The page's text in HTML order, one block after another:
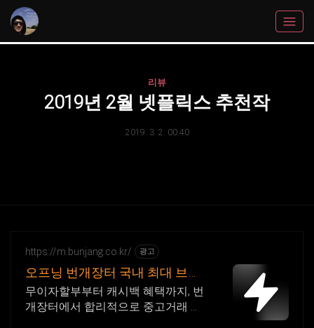
리뷰
2019년 2월 넷플릭스 추천작
2019. 3. 2. 00:40
https://m.bunjang.co.kr/ 광고
오프닝 번개장터 국내 최대 브랜
드 중고거래
무이자할부부터 캐시백 혜택까지, 번
개장터에서 합리적으로 중고거래 하